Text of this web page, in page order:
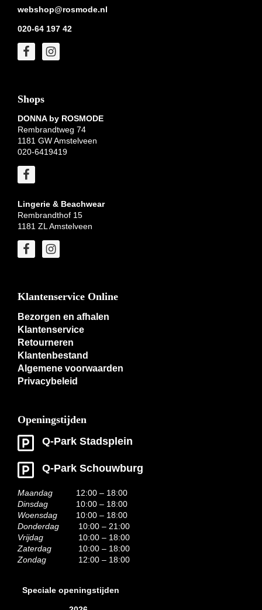
webshop@rosmode.nl
020-64 197 42
Shops
DONNA by ROSMODE
Rembrandtweg 74
1181 GW Amstelveen
020-6419419
Lingerie & Beachwear
Rembrandthof 15
1181 ZL Amstelveen
Klantenservice Online
Bezorgen en afhalen
Klantenservice
Retourneren
Klantenbestand
Algemene voorwaarden
Privacybeleid
Openingstijden
Q-Park Stadsplein
Q-Park Schouwburg
Maandag
12:00 – 18:00
Dinsdag
10:00 – 18:00
Woensdag
10:00 – 18:00
Donderdag
10:00 – 21:00
Vrijdag
10:00 – 18:00
Zaterdag
10:00 – 18:00
Zondag
12:00 – 18:00
Speciale openingstijden